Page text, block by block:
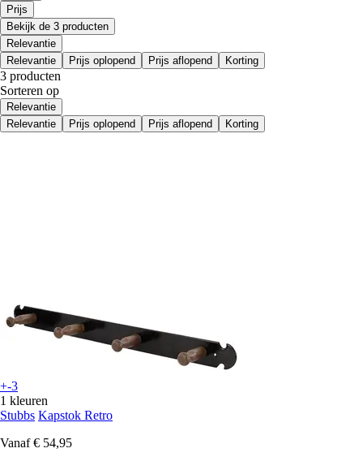
Prijs
Bekijk de 3 producten
Relevantie
Relevantie
Prijs oplopend Prijs aflopend Korting
3 producten
Sorteren op
Relevantie
Relevantie
Prijs oplopend Prijs aflopend Korting
+-3
1 kleuren
Stubbs Kapstok Retro
Vanaf € 54,95